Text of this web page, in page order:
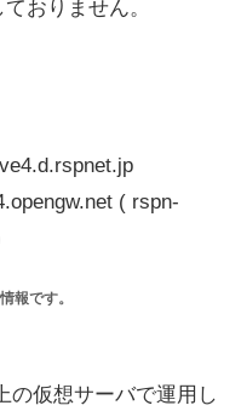
おりません。
( rspn-
報です。
の仮想サーバで運用し